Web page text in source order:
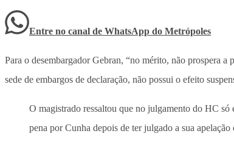
Entre no canal de WhatsApp do Metrópoles
Para o desembargador Gebran, “no mérito, não prospera
sede de embargos de declaração, não possui o efeito
O magistrado ressaltou que no julgamento do HC
pena por Cunha depois de ter julgado a sua apelação